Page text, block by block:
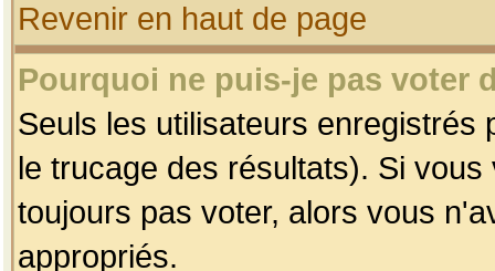
Revenir en haut de page
Pourquoi ne puis-je pas voter
Seuls les utilisateurs enregistrés
le trucage des résultats). Si
toujours pas voter, alors vous
appropriés.